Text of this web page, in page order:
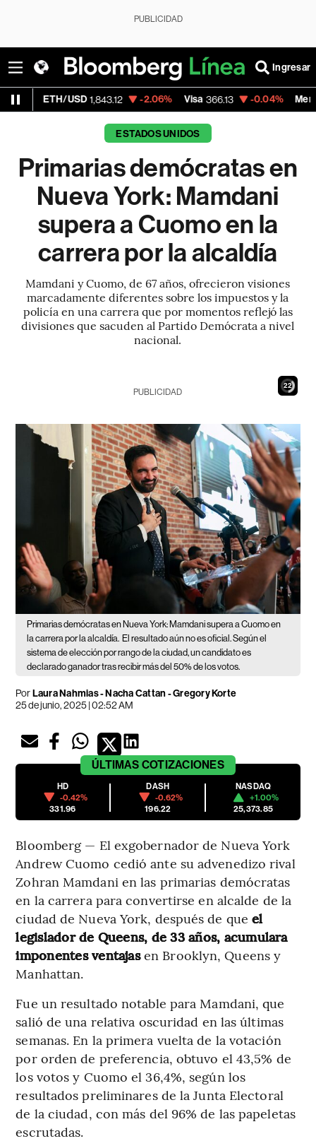
PUBLICIDAD
Ingresar
1,843.12 -2.06% Visa 366.13 -0.04% MercadoLibre
ESTADOS UNIDOS
Primarias demócratas en
Nueva York: Mamdani
supera a Cuomo en la
carrera por la alcaldía
Mamdani y Cuomo, de 67 años, ofrecieron visiones
marcadamente diferentes sobre los impuestos y la
policía en una carrera que por momentos reflejó las
divisiones que sacuden al Partido Demócrata a nivel
nacional.
20
PUBLICIDAD
Primarias demócratas en Nueva York: Mamdani supera a Cuomo en
la carrera por la alcaldía. El resultado aún no es oficial. Según el
sistema de elección por rango de la ciudad, un candidato es
declarado ganador tras recibir más del 50% de los votos.
PorLaura Nahmias - Nacha Cattan - Gregory Korte
25 de junio, 2025 | 02:52 AM
ÚLTIMAS COTIZACIONES
HD
-0.42%
331.96
DASH
-0.62%
196.22
NASDAQ
+1.00%
25,373.85
Bloomberg — El exgobernador de Nueva York
Andrew Cuomo cedió ante su advenedizo rival
Zohran Mamdani en las primarias demócratas
en la carrera para convertirse en alcalde de la
ciudad de Nueva York, después de que el
legislador de Queens, de 33 años, acumulara
imponentes ventajasen Brooklyn, Queens y
Manhattan.
Fue un resultado notable para Mamdani, que
salió de una relativa oscuridad en las últimas
semanas. En la primera vuelta de la votación
por orden de preferencia, obtuvo el 43,5% de
los votos y Cuomo el 36,4%, según los
resultados preliminares de la Junta Electoral
de la ciudad, con más del 96% de las papeletas
escrutadas.